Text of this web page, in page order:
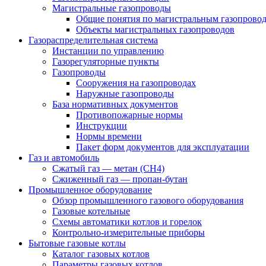
Магистральные газопроводы
Общие понятия по магистральным
Объекты магистральных газопроводов
Газораспределительная система
Инстанции по управлению
Газорегуляторные пункты
Газопроводы
Сооружения на газопроводах
Наружные газопроводы
База нормативных документов
Противопожарные нормы
Инструкции
Нормы времени
Пакет форм документов для эксплуатации
Газ и автомобиль
Сжатый газ — метан (CH4)
Сжиженный газ — пропан-бутан
Промышленное оборудование
Обзор промышленного газового оборудования
Газовые котельные
Схемы автоматики котлов и горелок
Контрольно-измерительные приборы
Бытовые газовые котлы
Каталог газовых котлов